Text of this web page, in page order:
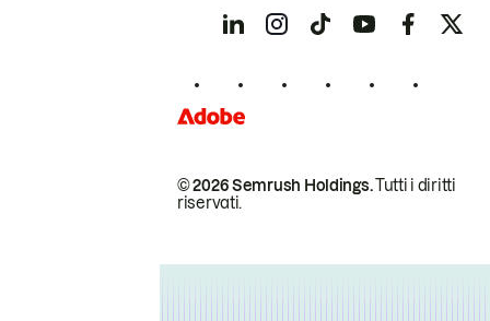
© 2026 Semrush Holdings.Tutti i diritti
riservati.